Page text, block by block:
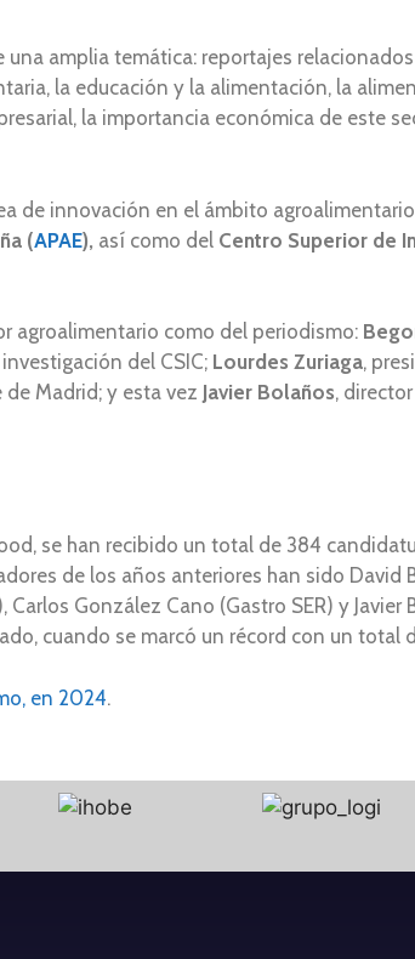
una amplia temática: reportajes
la educación y la alimentación, la
la importancia económica de este
de innovación en el ámbito
(APAE), así como del Centro Superior de
agroalimentario como del periodismo:
del CSIC; Lourdes Zuriaga,
Madrid; y esta vez Javier Bolaños,
se han recibido un total de 384
de los años anteriores han sido David
González Cano (Gastro SER) y Javier
cuando se marcó un récord con un total
en 2024.